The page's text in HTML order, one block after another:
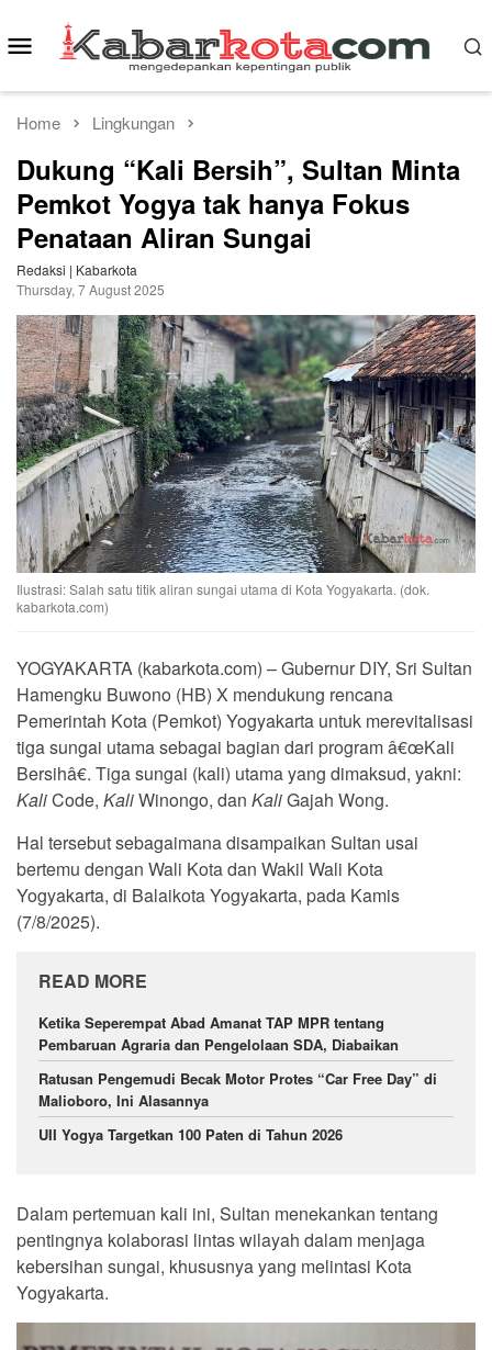
to
content
Mobile
Menu
Home Lingkungan
Dukung “Kali Bersih”, Sultan Minta
Pemkot Yogya tak hanya Fokus
Penataan Aliran Sungai
Redaksi | Kabarkota
Thursday, 7 August 2025
Ilustrasi: Salah satu titik aliran sungai utama di Kota Yogyakarta. (dok.
kabarkota.com)
YOGYAKARTA (kabarkota.com) – Gubernur DIY, Sri Sultan
Hamengku Buwono (HB) X mendukung rencana
Pemerintah Kota (Pemkot) Yogyakarta untuk merevitalisasi
tiga sungai utama sebagai bagian dari program â€œKali
Bersihâ€. Tiga sungai (kali) utama yang dimaksud, yakni:
KaliCode, KaliWinongo, dan KaliGajah Wong.
Hal tersebut sebagaimana disampaikan Sultan usai
bertemu dengan Wali Kota dan Wakil Wali Kota
Yogyakarta, di Balaikota Yogyakarta, pada Kamis
(7/8/2025).
READ MORE
Ketika Seperempat Abad Amanat TAP MPR tentang
Pembaruan Agraria dan Pengelolaan SDA, Diabaikan
Ratusan Pengemudi Becak Motor Protes “Car Free Day” di
Malioboro, Ini Alasannya
UII Yogya Targetkan 100 Paten di Tahun 2026
Dalam pertemuan kali ini, Sultan menekankan tentang
pentingnya kolaborasi lintas wilayah dalam menjaga
kebersihan sungai, khususnya yang melintasi Kota
Yogyakarta.